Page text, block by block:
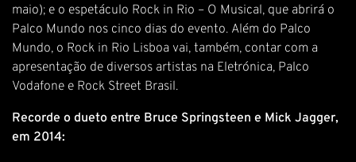
maio); e o espetáculo Rock in Rio – O Musical, que abrirá o
Palco Mundo nos cinco dias do evento. Além do Palco
Mundo, o Rock in Rio Lisboa vai, também, contar com a
apresentação de diversos artistas na Eletrónica, Palco
Vodafone e Rock Street Brasil.
Recorde o dueto entre Bruce Springsteen e Mick Jagger,
em 2014: